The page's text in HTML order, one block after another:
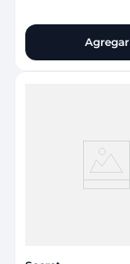
Agregar